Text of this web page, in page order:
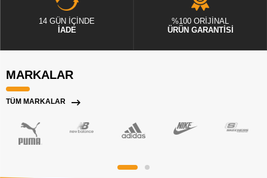
14 GÜN İÇİNDE
İADE
%100 ORİJİNAL
ÜRÜN GARANTİSİ
MARKALAR
TÜM MARKALAR